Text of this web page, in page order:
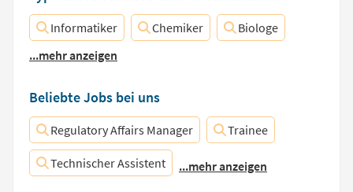
Informatiker Chemiker
Biologe
...mehr anzeigen
Beliebte Jobs bei uns
Regulatory Affairs Manager Trainee
Technischer Assistent ...mehr anzeigen